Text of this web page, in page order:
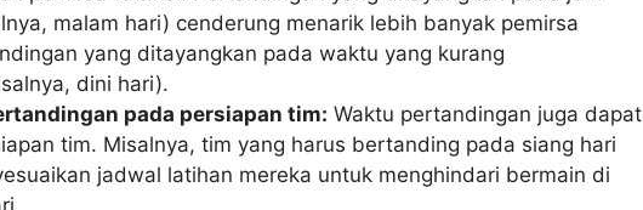
malam hari) cenderung menarik lebih banyak pemirsa
yang ditayangkan pada waktu yang kurang
dini hari).
pada persiapan tim: Waktu pertandingan juga dapat
tim. Misalnya, tim yang harus bertanding pada siang hari
jadwal latihan mereka untuk menghindari bermain di